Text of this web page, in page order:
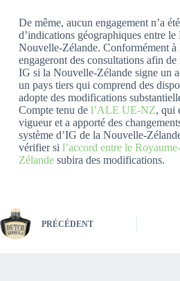
De même, aucun engagement n’a
d’indications géographiques entre
Nouvelle-Zélande. Conformément à
engageront des consultations afin
IG si la Nouvelle-Zélande signe un
un pays tiers qui comprend des
adopte des modifications
Compte tenu de l’ALE UE-NZ, qui
vigueur et a apporté des
système d’IG de la Nouvelle-
vérifier si l’accord entre le
Zélandesubira des modifications.
PRÉCÉDENT